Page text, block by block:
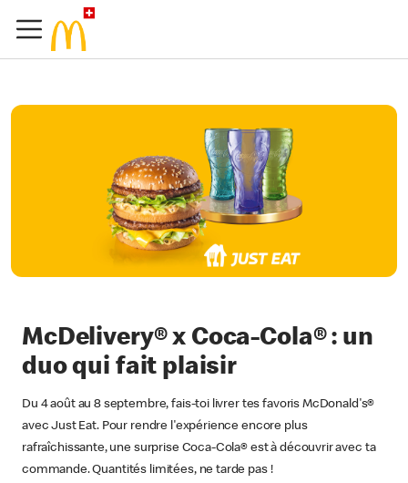
McDelivery® x Coca-Cola® : un
duo qui fait plaisir
Du 4 août au 8 septembre, fais-toi livrer tes favoris McDonald's®
avec Just Eat. Pour rendre l'expérience encore plus
rafraîchissante, une surprise Coca-Cola® est à découvrir avec ta
commande. Quantités limitées, ne tarde pas !